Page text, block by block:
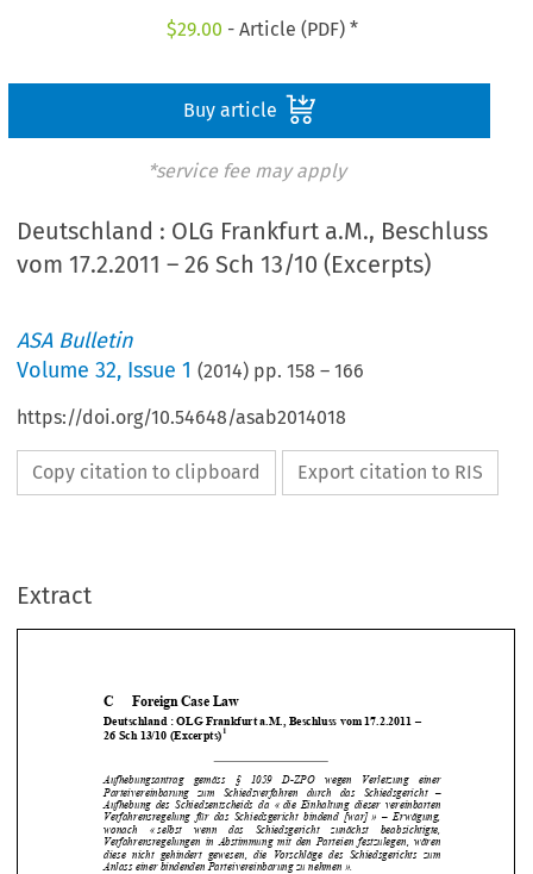
$29.00 - Article (PDF) *
Buy article
*service fee may apply
Deutschland : OLG Frankfurt a.M., Beschluss
vom 17.2.2011 – 26 Sch 13/10 (Excerpts)
ASA Bulletin
Volume32, Issue 1 (2014) pp.158 –166
https://doi.org/10.54648/asab2014018
Copy citation to clipboard Export citation to RIS
Extract


 
 







 

Aufhebungsantrag    gemäss    §    1059    D-
Verfahrensregelung  für  das  Schiedsgericht  bindend  [war]  »  –  Erwägung,
wonach    «    selbst    wenn    das    Schiedsgericht    zunächst    beabsichtigte,
Verfahrensregelungen  in  Abstimmung  mit den  Parteien  festzulegen,  wären
diese  nicht  gehindert  gewesen,  die  Vorschläge  des  Schiedsgerichts  zum
Anlass einer bindenden Parteivereinbarung zu nehmen ».
Recours  contre  une  sentence  arbitrale  conformément  au  §  1059  du  Code  de